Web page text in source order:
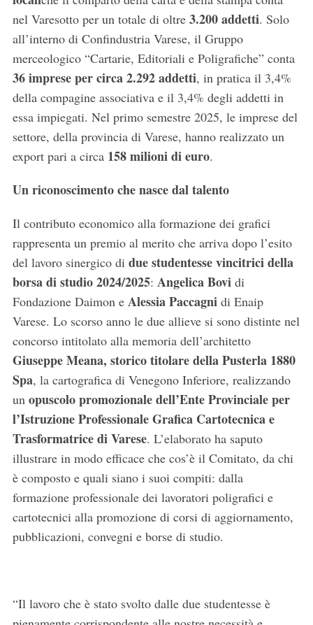
nel Varesotto per un totale di oltre 3.200 addetti. Solo
all’interno di Confindustria Varese, il Gruppo
merceologico “Cartarie, Editoriali e Poligrafiche” conta
36 imprese per circa 2.292 addetti, in pratica il 3,4%
della compagine associativa e il 3,4% degli addetti in
essa impiegati. Nel primo semestre 2025, le imprese del
settore, della provincia di Varese, hanno realizzato un
export pari a circa 158 milioni di euro.
Un riconoscimento che nasce dal talento
Il contributo economico alla formazione dei grafici
rappresenta un premio al merito che arriva dopo l’esito
del lavoro sinergico di due studentesse vincitrici della
borsa di studio 2024/2025: Angelica Bovidi
Fondazione Daimon e Alessia Paccagnidi Enaip
Varese. Lo scorso anno le due allieve si sono distinte nel
concorso intitolato alla memoria dell’architetto
Giuseppe Meana, storico titolare della Pusterla 1880
Spa, la cartografica di Venegono Inferiore, realizzando
un opuscolo promozionale dell’Ente Provinciale per
l’Istruzione Professionale Grafica Cartotecnica e
Trasformatrice di Varese. L’elaborato ha saputo
illustrare in modo efficace che cos’è il Comitato, da chi
è composto e quali siano i suoi compiti: dalla
formazione professionale dei lavoratori poligrafici e
cartotecnici alla promozione di corsi di aggiornamento,
pubblicazioni, convegni e borse di studio.
“Il lavoro che è stato svolto dalle due studentesse è